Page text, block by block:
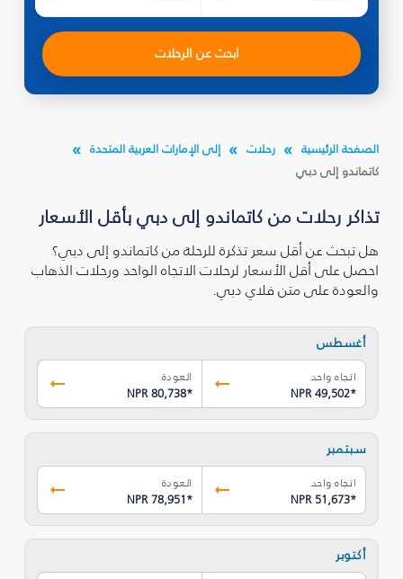
ابحث عن الرحلات
الصفحة الرئيسية رحلات
إلى الإمارات العربية المتحدة
كاتماندو إلى دبي
تذاكر رحلات من كاتماندو إلى دبي بأقل الأسعار
هل تبحث عن أقل سعر تذكرة للرحلة من كاتماندو إلى دبي؟
احصل على أقل الأسعار لرحلات الاتجاه الواحد ورحلات الذهاب
والعودة على متن فلاي دبي.
أغسطس
اتجاه واحد
NPR 49,502*
العودة
NPR 80,738*
سبتمبر
اتجاه واحد
NPR 51,673*
العودة
NPR 78,951*
أكتوبر